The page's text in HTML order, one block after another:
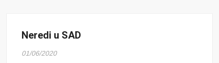
Neredi u SAD
01/06/2020